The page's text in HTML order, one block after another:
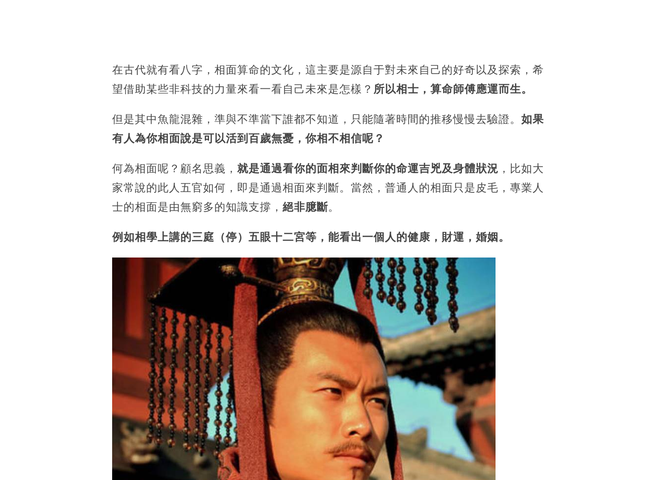
在古代就有看八字，相面算命的文化，這主要是源自于對未來自己的好奇以及探索，希
望借助某些非科技的力量來看一看自己未來是怎樣？ 所以相士，算命師傅應運而生。
但是其中魚龍混雜，準與不準當下誰都不知道，只能隨著時間的推移慢慢去驗證。 如果
有人為你相面說是可以活到百歲無憂，你相不相信呢？
何為相面呢？顧名思義， 就是通過看你的面相來判斷你的命運吉兇及身體狀況 ，比如大
家常說的此人五官如何，即是通過相面來判斷。當然，普通人的相面只是皮毛，專業人
士的相面是由無窮多的知識支撐， 絕非臆斷。
例如相學上講的三庭（停）五眼十二宮等，能看出一個人的健康，財運，婚姻。